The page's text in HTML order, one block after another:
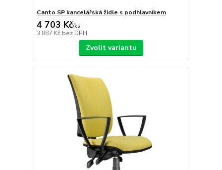
Canto SP kancelářská židle s podhlavníkem
4 703 Kč/ks
3 887 Kč bez DPH
Zvolit variantu